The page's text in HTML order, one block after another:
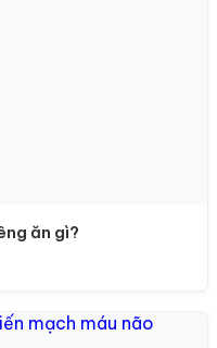
ăn gì?